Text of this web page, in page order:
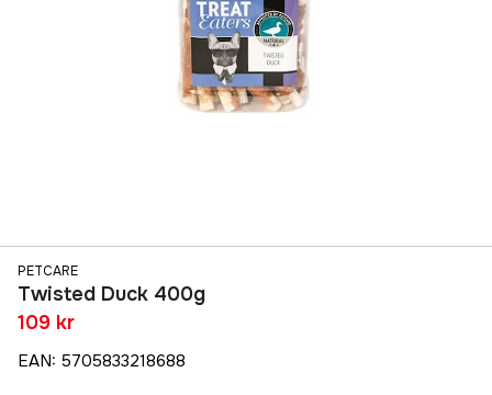
PETCARE
Twisted Duck 400g
109 kr
EAN: 5705833218688